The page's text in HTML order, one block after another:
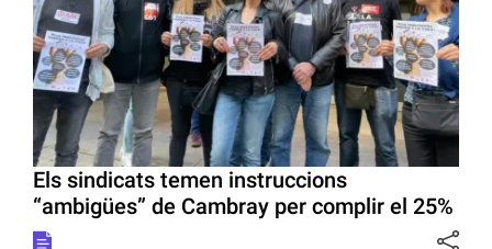
Els sindicats temen instruccions
“ambigües” de Cambray per complir el 25%